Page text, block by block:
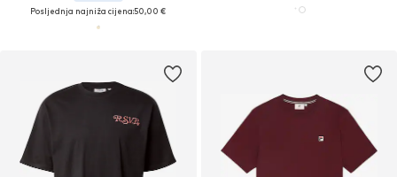
Posljednja najniža cijena:50,00 €